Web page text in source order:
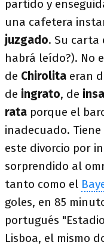
partido y
una cafetera
juzgado. Su carta
habrá leído?). No
de Chirolita eran
de ingrato, de
rata porque el
inadecuado.
este divorcio por
sorprendido al
tanto como el
goles, en 85
portugués
Lisboa, el mismo